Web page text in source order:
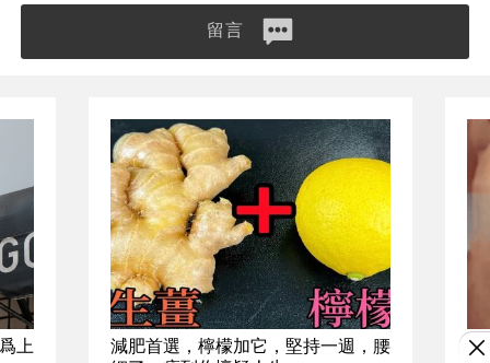
留言
上
減肥首選，檸檬加它，堅持一週，腰